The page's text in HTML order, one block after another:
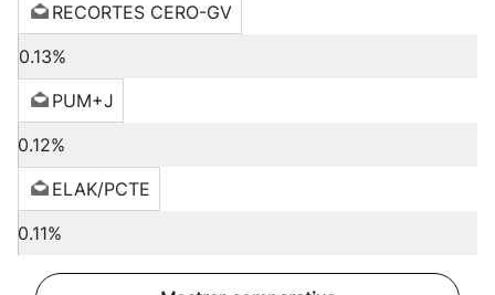
RECORTES CERO-GV
0.13%
PUM+J
0.12%
ELAK/PCTE
0.11%